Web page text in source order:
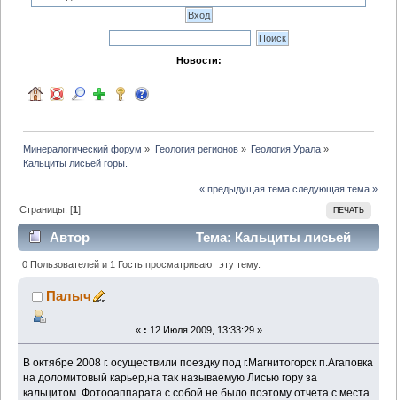
Новости:
Минералогический форум » Геология регионов» Геология Урала»
Кальциты лисьей горы.
« предыдущая тема следующая тема »
ПЕЧАТЬ
Страницы: [1]
Автор
Тема: Кальциты лисьей
горы. (Прочитано 3325 раз)
0 Пользователей и 1 Гость просматривают эту тему.
Палыч
« : 12 Июля 2009, 13:33:29 »
В октябре 2008 г. осуществили поездку под г.Магнитогорск п.Агаповка
на доломитовый карьер,на так называемую Лисью гору за
кальцитом. Фотооаппарата с собой не было поэтому отчета с места